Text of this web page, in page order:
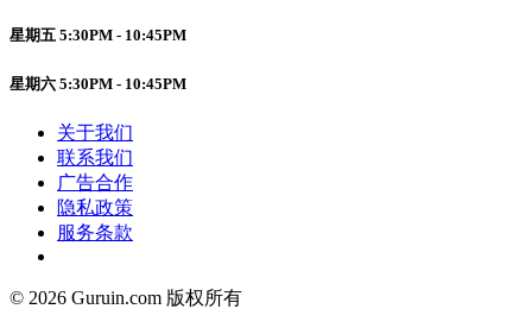
星期五 5:30PM - 10:45PM
星期六 5:30PM - 10:45PM
关于我们
联系我们
广告合作
隐私政策
服务条款
© 2026 Guruin.com 版权所有